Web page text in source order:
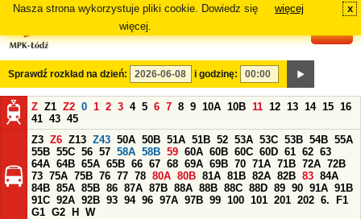
Nasza strona wykorzystuje pliki cookie. Dowiedz się
więcej.
więcej x
Sprawdź rozkład na dzień: i godzinę:
Z Z1 Z2 0 1 2 3 4 5 6 7 8 9 10A 10B 11 12 13 14 15 16
41 43 45
Z3 Z6 Z13 Z43 50A 50B 51A 51B 52 53A 53C 53B 54B 55A
55B 55C 56 57 58A 58B 59 60A 60B 60C 60D 61 62 63
64A 64B 65A 65B 66 67 68 69A 69B 70 71A 71B 72A 72B
73 75A 75B 76 77 78 80A 80B 81A 81B 82A 82B 83 84A
84B 85A 85B 86 87A 87B 88A 88B 88C 88D 89 90 91A 91B
91C 92A 92B 93 94 96 97A 97B 99 100 101 201 202 6.
F1
G1 G2 H
W